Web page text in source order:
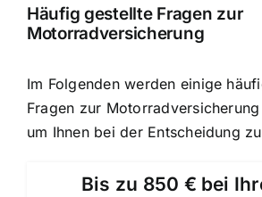
Häufig gestellte Fragen zur
Motorradversicherung
Im Folgenden werden einige
Fragen zur
um Ihnen bei der Entscheidung
Bis zu 850 € bei